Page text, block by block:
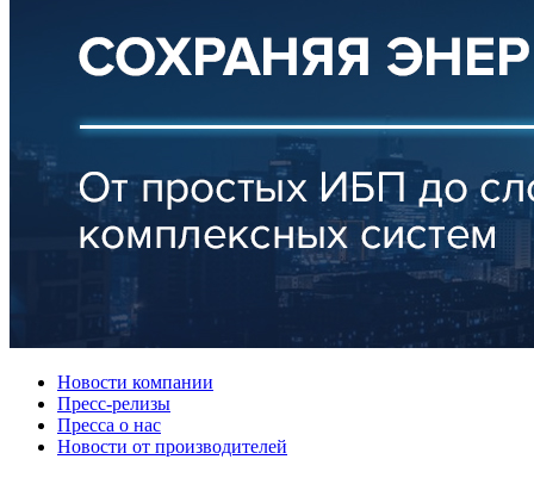
Новости компании
Пресс-релизы
Пресса о нас
Новости от производителей